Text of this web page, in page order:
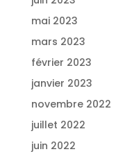
mai 2023
mars 2023
février 2023
janvier 2023
novembre 2022
juillet 2022
juin 2022